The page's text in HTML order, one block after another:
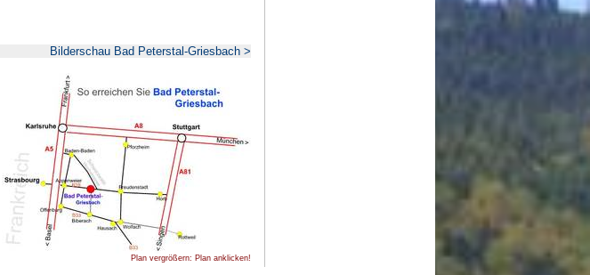
Bilderschau Bad Peterstal-Griesbach >
Plan vergrößern: Plan anklicken!